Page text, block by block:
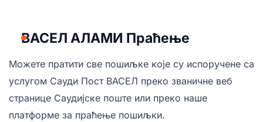
ВАСЕЛ АЛАМИ Праћење
Можете пратити све пошиљке које су испоручене са
услугом Сауди Пост ВАСЕЛ преко званичне веб
странице Саудијске поште или преко наше
платформе за праћење пошиљки.